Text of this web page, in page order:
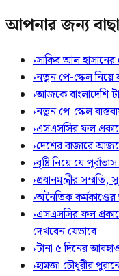
আপনার জন্য
›সাকিব আল হাসানের
›নতুন পে-স্কেল
›আজকে বাংলাদেশি
›নতুন পে-স্কেল
›এসএসসির ফল
›দেশের বাজারে
›বৃষ্টি নিয়ে যে
›প্রধানমন্ত্রীর
›অনৈতিক কর্মকাণ্ডের
›এসএসসির ফল
দেখবেন যেভাবে
›টানা ৫ দিনের
›হামজা চৌধুরীর